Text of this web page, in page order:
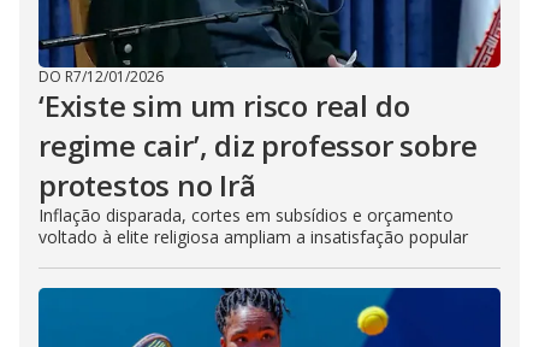
DO R7/12/01/2026
‘Existe sim um risco real do
regime cair’, diz professor sobre
protestos no Irã
Inflação disparada, cortes em subsídios e orçamento
voltado à elite religiosa ampliam a insatisfação popular